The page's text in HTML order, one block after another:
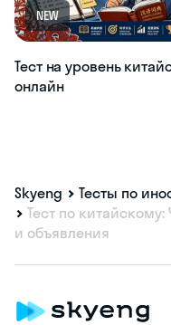
NEW
Тест на уровень
онлайн
Skyeng Тесты по
Тест по
и объявления